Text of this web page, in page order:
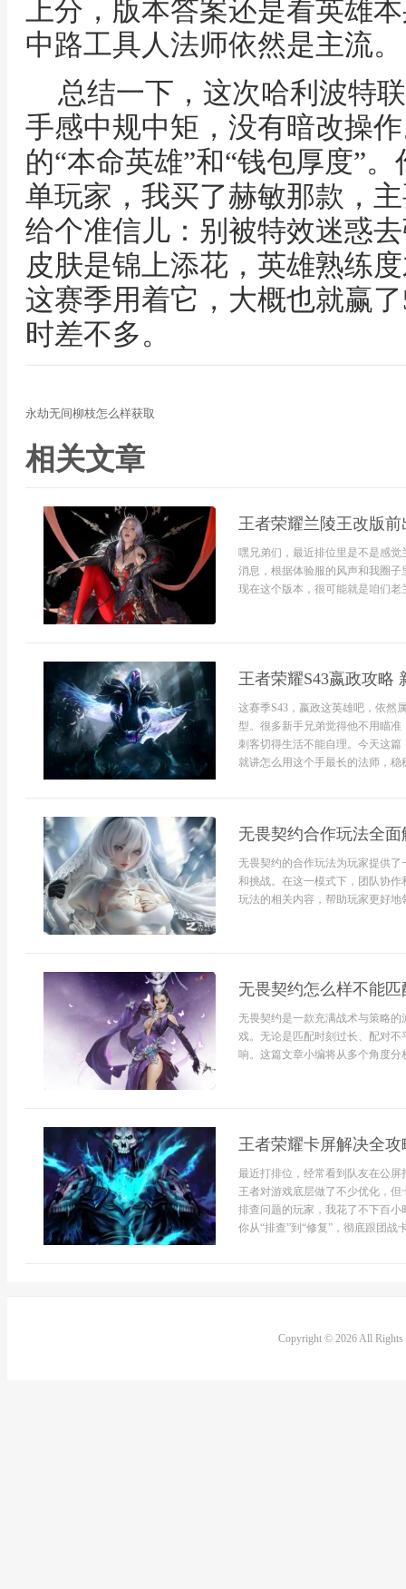
上分，版本答案还是看英雄
中路工具人法师依然是主流。
总结一下，这次哈利波特
手感中规中矩，没有暗改操
的“本命英雄”和“钱包厚度”
单玩家，我买了赫敏那款，
给个准信儿：别被特效迷惑
皮肤是锦上添花，英雄熟练
这赛季用着它，大概也就赢
时差不多。
永劫无间柳枝怎么样获取
相关文章
王者荣耀兰陵王改版
嘿兄弟们，最近排位里是不是感
消息，根据体验服的风声和我圈子
现在这个版本，很可能就是咱们老
王者荣耀S43嬴政攻略
这赛季S43，嬴政这英雄吧，依然
型。很多新手兄弟觉得他不用瞄
刺客切得生活不能自理。今天这
就讲怎么用这个手最长的法师，
无畏契约合作玩法全面
无畏契约的合作玩法为玩家提供
和挑战。在这一模式下，团队协
玩法的相关内容，帮助玩家更好
无畏契约怎么样不能匹
无畏契约是一款充满战术与策略
戏。无论是匹配时刻过长、配对
响。这篇文章小编将从多个角度分
王者荣耀卡屏解决全
最近打排位，经常看到队友在公屏
王者对游戏底层做了不少优化，
排查问题的玩家，我花了不下百
你从“排查”到“修复”，彻底跟团战
Copyright © 2026 All